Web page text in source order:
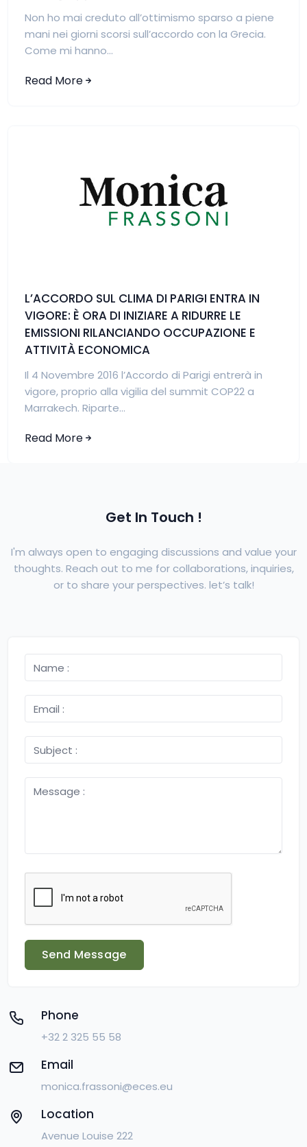
Non ho mai creduto all’ottimismo sparso a piene
mani nei giorni scorsi sull’accordo con la Grecia.
Come mi hanno...
Read More
L’ACCORDO SUL CLIMA DI PARIGI ENTRA IN
VIGORE: È ORA DI INIZIARE A RIDURRE LE
EMISSIONI RILANCIANDO OCCUPAZIONE E
ATTIVITÀ ECONOMICA
Il 4 Novembre 2016 l’Accordo di Parigi entrerà in
vigore, proprio alla vigilia del summit COP22 a
Marrakech. Riparte...
Read More
Get In Touch !
I'm always open to engaging discussions and value your
thoughts. Reach out to me for collaborations, inquiries,
or to share your perspectives. let’s talk!
Send Message
Phone
+32 2 325 55 58
Email
monica.frassoni@eces.eu
Location
Avenue Louise 222